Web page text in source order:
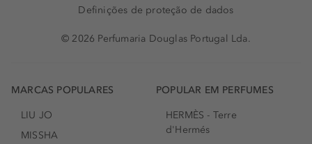
Definições de proteção de dados
© 2026 Perfumaria Douglas Portugal Lda.
MARCAS POPULARES
LIU JO
MISSHA
POPULAR EM PERFUMES
HERMÈS - Terre
d'Hermés